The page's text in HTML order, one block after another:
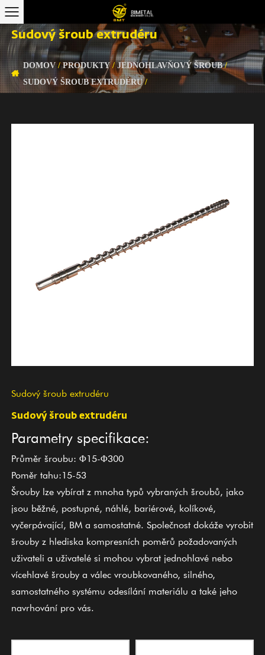
Sudový šroub extrudéru
DOMOV/PRODUKTY/JEDNOHLAVŇOVÝ ŠROUB/
SUDOVÝ ŠROUB EXTRUDÉRU/
Sudový šroub extrudéru
Sudový šroub extrudéru
Parametry specifikace:
Průměr šroubu: Φ15-Φ300
Poměr tahu:15-53
Šrouby lze vybírat z mnoha typů vybraných šroubů, jako
jsou běžné, postupné, náhlé, bariérové, kolíkové,
vyčerpávající, BM a samostatné. Společnost dokáže vyrobit
šrouby z hlediska kompresních poměrů požadovaných
uživateli a uživatelé si mohou vybrat jednohlavé nebo
vícehlavé šrouby a válec vroubkovaného, ​​silného, ​​
samostatného systému odesílání materiálu a také jeho
navrhování pro vás.